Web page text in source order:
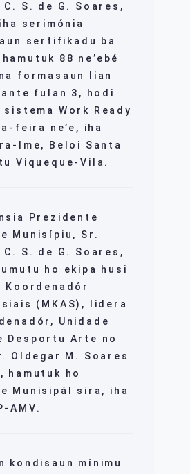
S. de G. Soares,
serimónia
sertifikadu ba
88 ne’ebé
formasaun lian
fulan 3, hodi
Work Ready
feira ne’e, iha
Ime, Beloi Santa
Viqueque-Vila.
Prezidente
Munisípiu, Sr.
S. de G. Soares,
ho ekipa husi
Koordenadór
(MKAS), lidera
Unidade
Desportu Arte no
Oldegar M. Soares
hamutuk ho
Munisipál sira, iha
AMV.
kondisaun mínimu